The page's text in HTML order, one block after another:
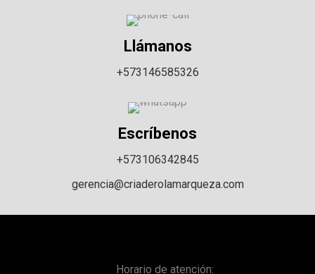
Llámanos
+573146585326
Escríbenos
+573106342845
gerencia@criaderolamarqueza.com
Horario de atención: